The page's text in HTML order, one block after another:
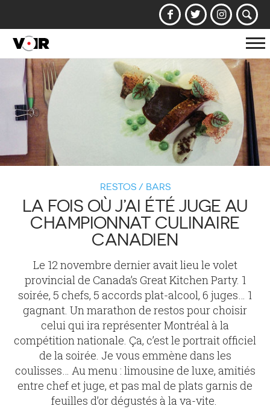
la
RESTOS / BARS
LA FOIS OÙ J’AI ÉTÉ JUGE AU
CHAMPIONNAT CULINAIRE
CANADIEN
Le 12 novembre dernier avait lieu le volet
provincial de Canada’s Great Kitchen Party. 1
soirée, 5 chefs, 5 accords plat-alcool, 6 juges… 1
gagnant. Un marathon de restos pour choisir
celui qui ira représenter Montréal à la
compétition nationale. Ça, c’est le portrait officiel
de la soirée. Je vous emmène dans les
coulisses… Au menu : limousine de luxe, amitiés
entre chef et juge, et pas mal de plats garnis de
feuilles d’or dégustés à la va-vite.